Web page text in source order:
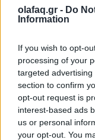
olafaq.gr - Do
Information
If you wish to opt-
processing of your
targeted
section to confirm
opt-out request is
interest-based ads
us or personal
your opt-out. You
μουσική, που
πλοκής. Ένα
ένας σύγχρονος
πειρασμούς.
μήνυμα για την
μας.